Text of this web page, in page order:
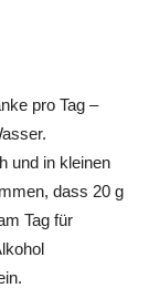
pro Tag –
und in kleinen
dass 20 g
Tag für